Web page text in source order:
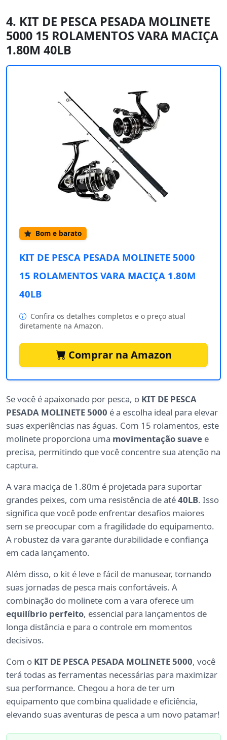
4. KIT DE PESCA PESADA MOLINETE
5000 15 ROLAMENTOS VARA MACIÇA
1.80M 40LB
Bom e barato
KIT DE PESCA PESADA MOLINETE 5000
15 ROLAMENTOS VARA MACIÇA 1.80M
40LB
Confira os detalhes completos e o preço atual
diretamente na Amazon.
Comprar na Amazon
Se você é apaixonado por pesca, o KIT DE PESCA
PESADA MOLINETE 5000 é a escolha ideal para elevar
suas experiências nas águas. Com 15 rolamentos, este
molinete proporciona uma movimentação suave e
precisa, permitindo que você concentre sua atenção na
captura.
A vara maciça de 1.80m é projetada para suportar
grandes peixes, com uma resistência de até40LB. Isso
significa que você pode enfrentar desafios maiores
sem se preocupar com a fragilidade do equipamento.
A robustez da vara garante durabilidade e confiança
em cada lançamento.
Além disso, o kit é leve e fácil de manusear, tornando
suas jornadas de pesca mais confortáveis. A
combinação do molinete com a vara oferece um
equilíbrio perfeito, essencial para lançamentos de
longa distância e para o controle em momentos
decisivos.
Com o KIT DE PESCA PESADA MOLINETE 5000, você
terá todas as ferramentas necessárias para maximizar
sua performance. Chegou a hora de ter um
equipamento que combina qualidade e eficiência,
elevando suas aventuras de pesca a um novo patamar!